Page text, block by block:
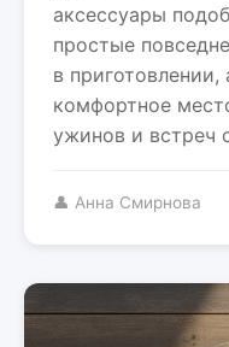
аксессуары
простые
в
комфортное
ужинов и встреч
👤 Анна Смирнова